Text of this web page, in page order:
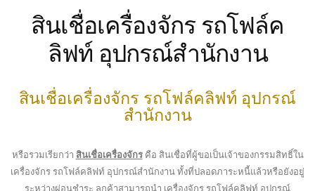
สินเชื่อเครื่องจักร รถโฟล์ค
ลิฟท์ อุปกรณ์สำนักงาน
สินเชื่อเครื่องจักร รถโฟล์คลิฟท์ อุปกรณ์
สำนักงาน
หรือรวมเรียกว่า สินเชื่อเครื่องจักรคือ สินเชื่อที่ผู้ขอเป็นเจ้าของกรรมสิทธิ์ใน
เครื่องจักร รถโฟล์คลิฟท์ อุปกรณ์สำนักงาน ทั้งที่ปลอดภาระหนี้แล้วหรือยังอยู่
ระหว่างผ่อนชำระ ลูกค้าสามารถนำ เครื่องจักร รถโฟล์คลิฟท์ อุปกรณ์